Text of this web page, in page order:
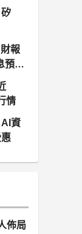
報
預
情
資
佈局